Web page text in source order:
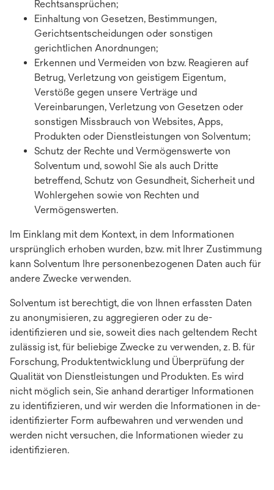
Rechtsansprüchen;
Einhaltung von Gesetzen, Bestimmungen,
Gerichtsentscheidungen oder sonstigen
gerichtlichen Anordnungen;
Erkennen und Vermeiden von bzw. Reagieren auf
Betrug, Verletzung von geistigem Eigentum,
Verstöße gegen unsere Verträge und
Vereinbarungen, Verletzung von Gesetzen oder
sonstigen Missbrauch von Websites, Apps,
Produkten oder Dienstleistungen von Solventum;
Schutz der Rechte und Vermögenswerte von
Solventum und, sowohl Sie als auch Dritte
betreffend, Schutz von Gesundheit, Sicherheit und
Wohlergehen sowie von Rechten und
Vermögenswerten.
Im Einklang mit dem Kontext, in dem Informationen
ursprünglich erhoben wurden, bzw. mit Ihrer Zustimmung
kann Solventum Ihre personenbezogenen Daten auch für
andere Zwecke verwenden.
Solventum ist berechtigt, die von Ihnen erfassten Daten
zu anonymisieren, zu aggregieren oder zu de-
identifizieren und sie, soweit dies nach geltendem Recht
zulässig ist, für beliebige Zwecke zu verwenden, z. B. für
Forschung, Produktentwicklung und Überprüfung der
Qualität von Dienstleistungen und Produkten. Es wird
nicht möglich sein, Sie anhand derartiger Informationen
zu identifizieren, und wir werden die Informationen in de-
identifizierter Form aufbewahren und verwenden und
werden nicht versuchen, die Informationen wieder zu
identifizieren.